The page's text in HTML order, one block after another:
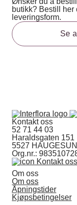
butikk? Bestill
leveringsform.
Se
Kontakt oss
52 71 44 03
Haraldsgaten 151
5527
Org.nr.:
Kontakt oss
Om oss
Om oss
Åpningstider
Kjøpsbetingelser